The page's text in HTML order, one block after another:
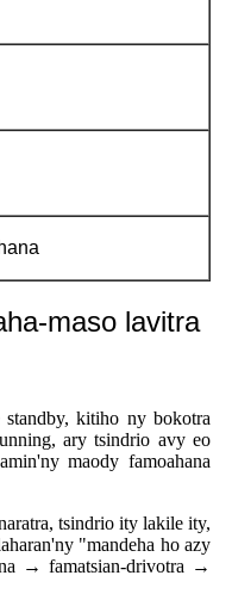
maso lavitra
kitiho ny bokotra
ary tsindrio avy eo
maody famoahana
tsindrio ity lakile ity,
"mandeha ho azy
→ famatsian-drivotra →